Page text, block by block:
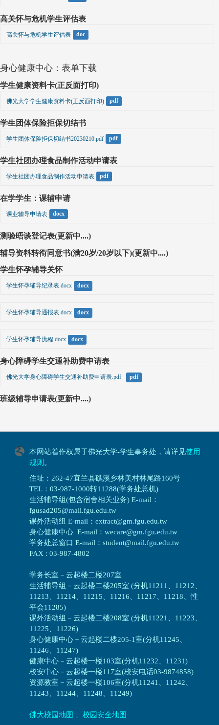
高关怀与危机学生评估表
高关怀与危机学生评估表 doc
身心健康中心：表单下载
学生健康资料卡(正反面打印)
佛光大学学生健康资料卡(正反面打印) pdf
学生团体保险拒保切结书
学生团体保险拒保切结书20230210.pdf pdf
学生社团办理食品制作活动申请表
学生社团办理食品制作活动申请表 pdf
在学学生：课辅申请
课业辅导申请表 docx
测验晤谈登记表(更新中....)
辅导资料转衔同意书(满20岁/20岁以下)(更新中....)
学生怀孕辅导关怀
学生怀孕辅导纪录表.docx docx
学生怀孕辅导通报表.docx docx
学生怀孕辅导流程.docx docx
身心障碍学生交通补助费申请表
佛光大学身心障碍学生交通补助费申请表.pdf pdf
班级辅导申请表(更新中....)
本网站着作权属于佛光大学-学生事务处，请详见使用
规则 。
住址：262-47宜兰县礁溪乡林美村林尾路160号
TEL：03-987-1000转11288(学务处总机)
生活辅导组(包含宿舍相关业务) E-mail：
fgusad205@mail.fgu.edu.tw
课外活动组 E-mail：extract@gm.fgu.edu.tw
身心健康中心 E-mail：wecare@gm.fgu.edu.tw
学务处总窗口 E-mail：student@mail.fgu.edu.tw
FAX : 03-987-4802
学务长室－云起楼二楼207室
生活辅导组 － 云起楼二楼205室 (分机11211、11212、
11213、11214、11215、11216、11217、11218、性
平会11285)
课外活动组 － 云起楼二楼208室 (分机11221、11223、
11225、11226)
身心健康中心 － 云起楼二楼205-1室(分机11245、
11246、11247)
健康中心－ 云起楼一楼103室(分机11232、11231)
校安中心－ 云起楼一楼117室(校安电话03-9874858)
资源教室 － 云起楼一楼106室(分机11241、11242、
11243、11244、11248、11249)
佛大校园地图 、 校园安全地图